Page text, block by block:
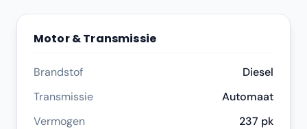
Motor & Transmissie
Brandstof
Diesel
Transmissie
Automaat
Vermogen
237 pk